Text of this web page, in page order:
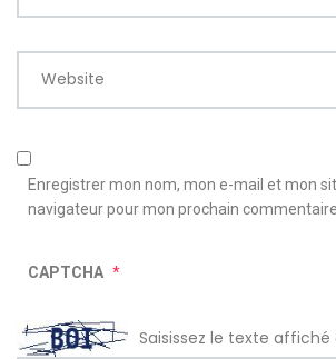
Website
Enregistrer mon nom, mon e-mail et mon
navigateur pour mon prochain commentaire.
CAPTCHA *
Saisissez le texte affiché